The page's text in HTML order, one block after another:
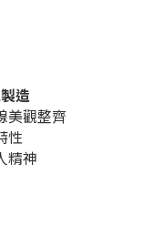
造
美觀整齊
性
精神